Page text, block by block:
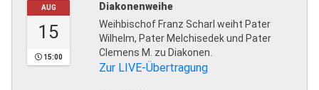
AUG
15
15:00
Diakonenweihe
Weihbischof Franz Scharl weiht Pater
Wilhelm, Pater Melchisedek und Pater
Clemens M. zu Diakonen.
Zur LIVE-Übertragung